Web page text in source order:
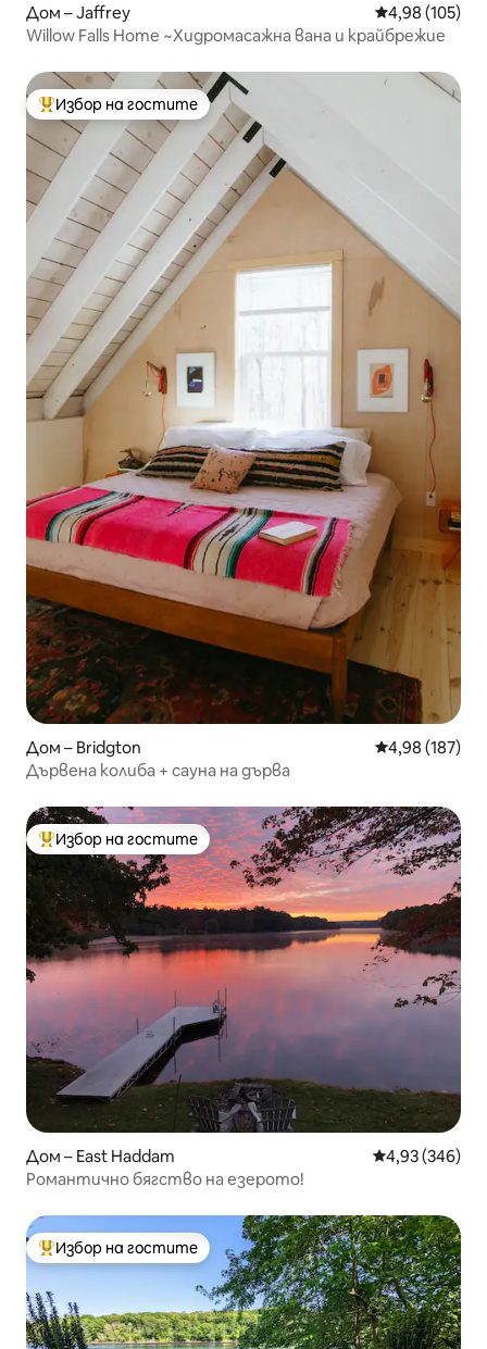
Дом – Jaffrey Средна
4,98 (105)
Willow Falls Home ~Хидромасажна вана и крайбрежие
Най-популярен избор на гостите
Избор на гостите
Дом – Bridgton Средна
4,98 (187)
Дървена колиба + сауна на дърва
Най-популярен избор на гостите
Избор на гостите
Дом – East Haddam Средна
4,93 (346)
Романтично бягство на езерото!
Най-популярен избор на гостите
Избор на гостите